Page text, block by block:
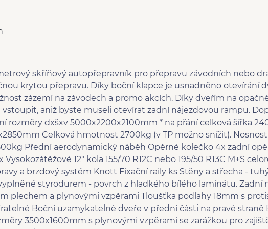
skříňový autopřepravník pro přepravu závodních nebo
krytou přepravu. Díky boční klapce je usnadněno otevírání
zázemí na závodech a promo akcích. Díky dveřím na
aniž byste museli otevírat zadní nájezdovou rampu.
rozměry dxšxv 5000x2200x2100mm * na přání celková šířka
Celková hmotnost 2700kg (v TP možno snížit). Nosnost
Přední aerodynamický náběh Opěrné kolečko 4x zadní
12" kola 155/70 R12C nebo 195/50 R13C M+S
a brzdový systém Knott Fixační raily ks Stěny a střecha -
styrodurem - povrch z hladkého bílého laminátu. Zadní
plechem a plynovými vzpěrami Tloušťka podlahy 18mm s
Boční uzamykatelné dveře v přední části na pravé straně
3500x1600mm s plynovými vzpěrami se zarážkou pro